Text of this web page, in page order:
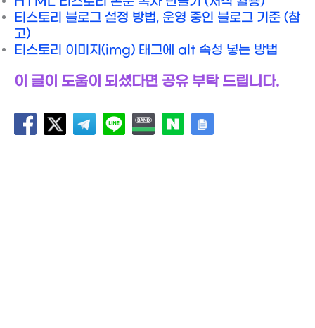
티스토리 블로그 설정 방법, 운영 중인 블로그 기준 (참
고)
티스토리 이미지(img) 태그에 alt 속성 넣는 방법
이 글이 도움이 되셨다면 공유 부탁 드립니다.